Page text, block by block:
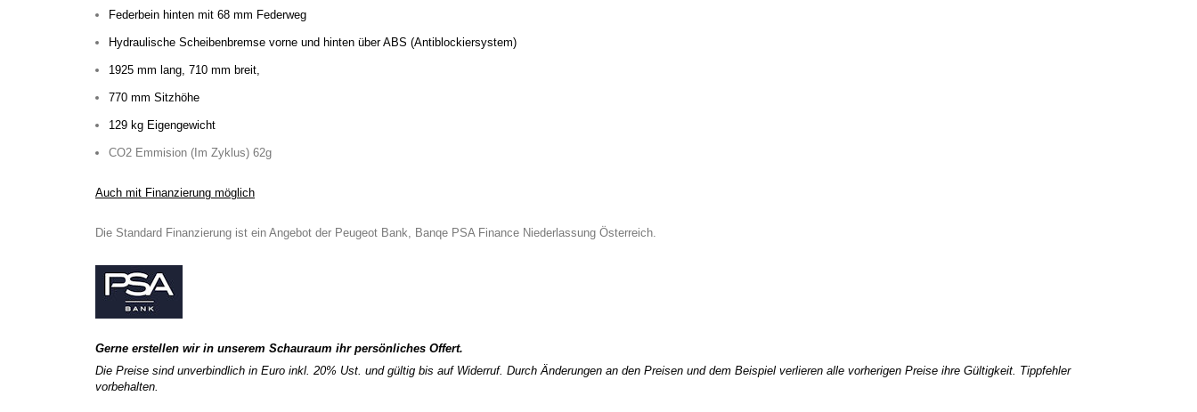
Federbein hinten mit 68 mm Federweg
Hydraulische Scheibenbremse vorne und hinten über ABS (Antiblockiersystem)
1925 mm lang, 710 mm breit,
770 mm Sitzhöhe
129 kg Eigengewicht
CO2 Emmision (Im Zyklus) 62g
Auch mit Finanzierung möglich
Die Standard Finanzierung ist ein Angebot der Peugeot Bank, Banqe PSA Finance Niederlassung Österreich.
Gerne erstellen wir in unserem Schauraum ihr persönliches Offert.
Die Preise sind unverbindlich in Euro inkl. 20% Ust. und gültig bis auf Widerruf. Durch Änderungen an den Preisen und dem Beispiel verlieren alle vorherigen Preise ihre Gültigkeit. Tippfehler
vorbehalten.